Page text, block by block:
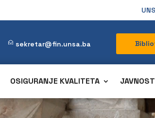
sekretar@fin.unsa.ba
OSIGURANJE KVALITETA